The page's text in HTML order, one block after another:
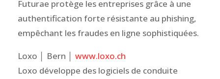
Futurae protège les entreprises grâce à une
authentification forte résistante au phishing,
empêchant les fraudes en ligne sophistiquées.
Loxo │ Bern │ www.loxo.ch
Loxo développe des logiciels de conduite